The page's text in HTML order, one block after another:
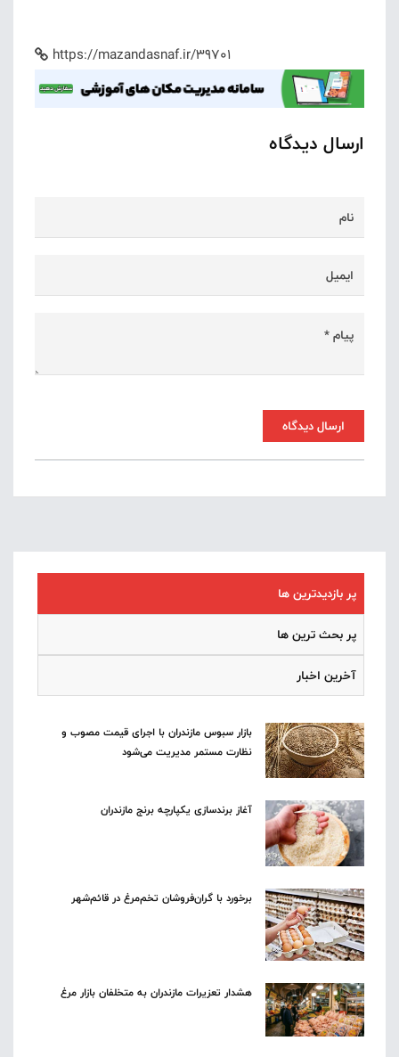
https://mazandasnaf.ir/39701
ارسال دیدگاه
ارسال دیدگاه
پر بازدیدترین ها
پر بحث ترین ها
آخرین اخبار
بازار سبوس مازندران با اجرای قیمت مصوب و
نظارت مستمر مدیریت می‌شود
آغاز برندسازی یکپارچه برنج مازندران
برخورد با گران‌فروشان تخم‌مرغ در قائم‌شهر
هشدار تعزیرات مازندران به متخلفان بازار مرغ